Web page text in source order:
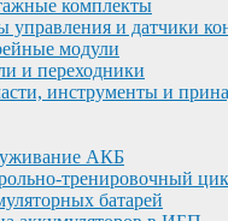
комплекты
управления и датчики
модули
и переходники
инструменты и
АКБ
тренировочный
батарей